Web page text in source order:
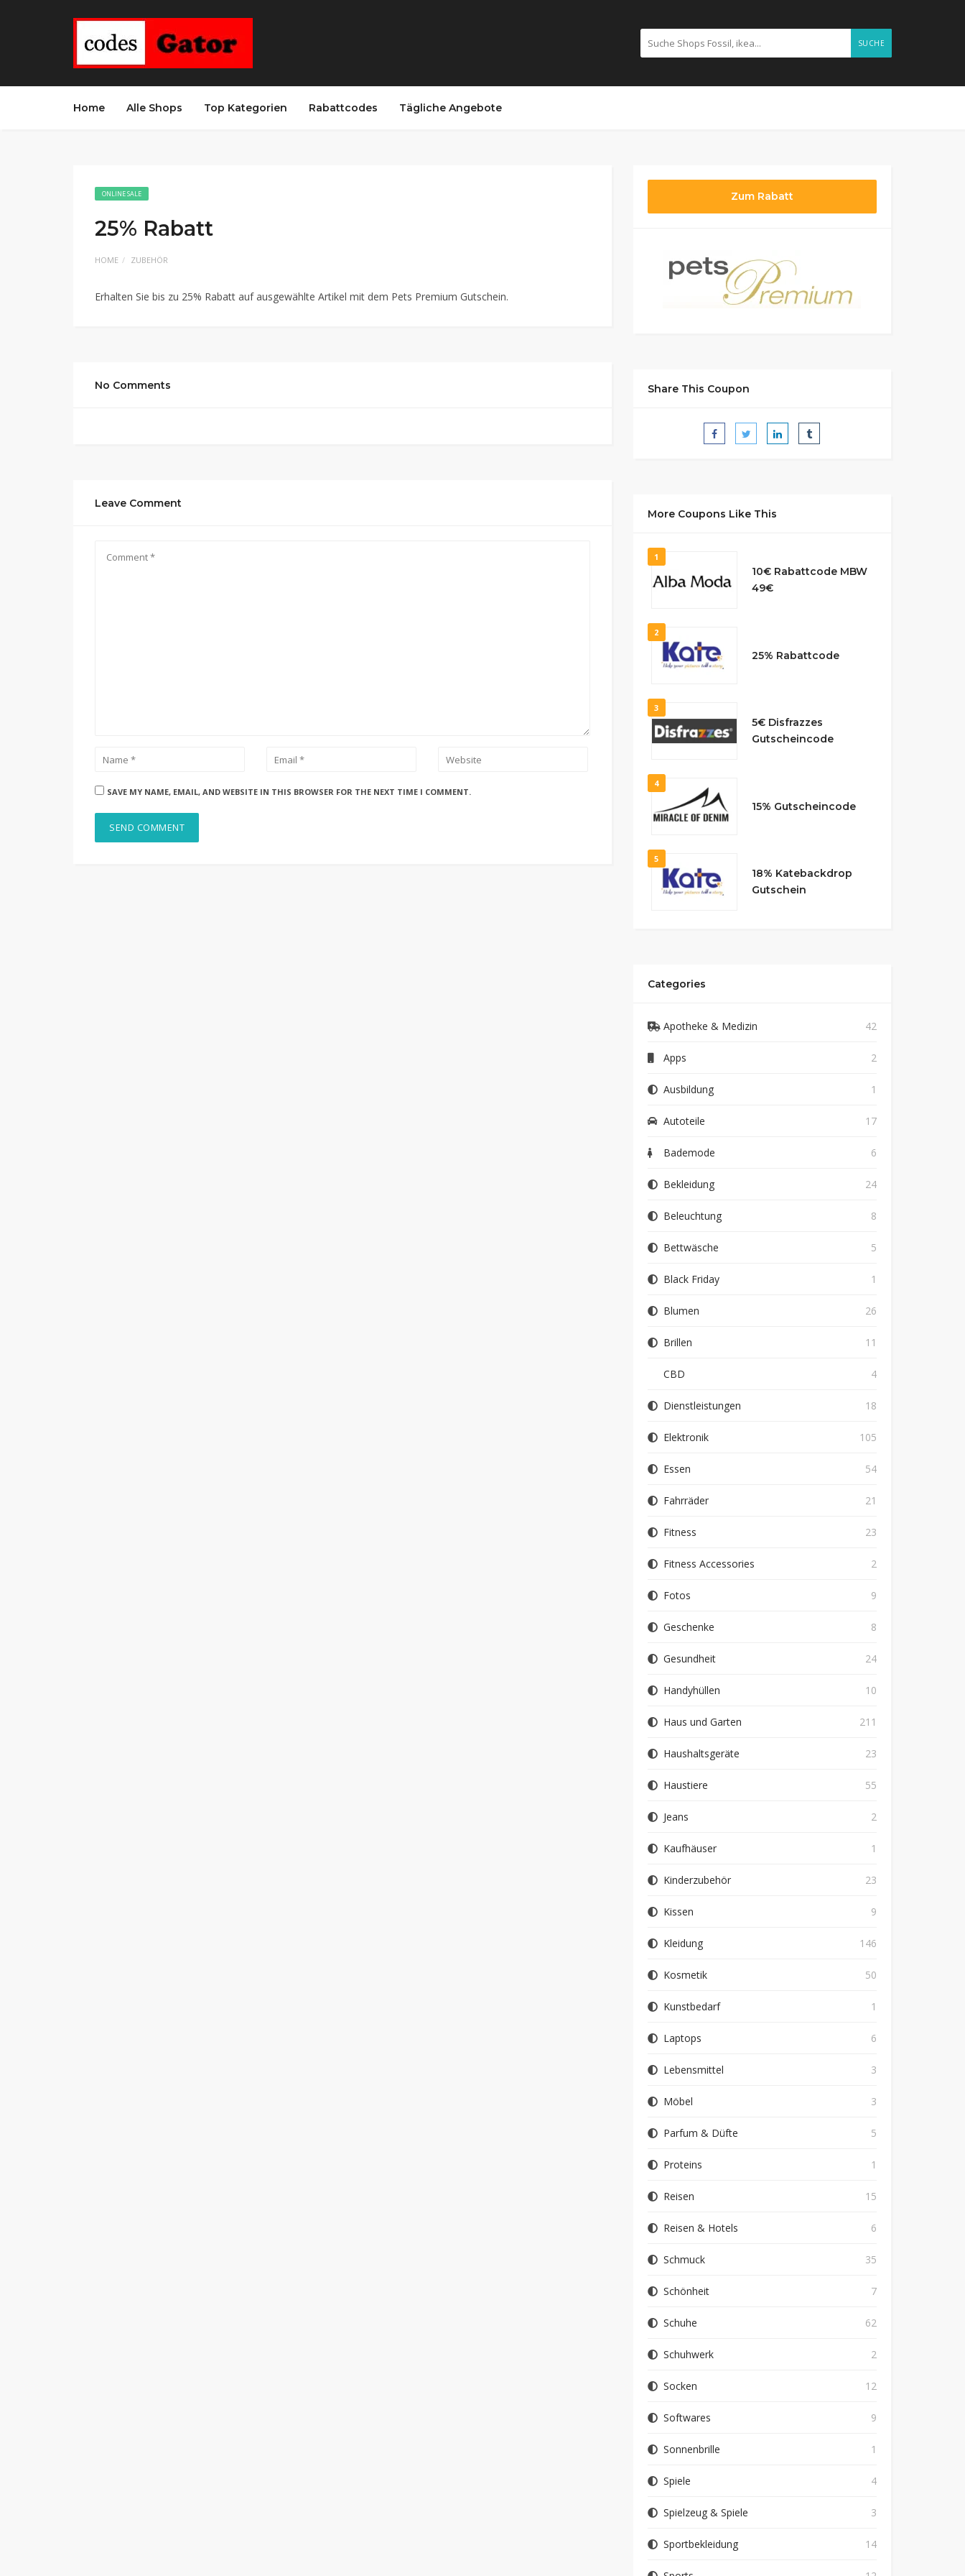
SUCHE
Home Alle Shops Top Kategorien Rabattcodes Tägliche Angebote
ONLINE SALE
25% Rabatt
HOME ZUBEHÖR
Erhalten Sie bis zu 25% Rabatt auf ausgewählte Artikel mit dem Pets Premium Gutschein.
No Comments
Leave Comment
SAVE MY NAME, EMAIL, AND WEBSITE IN THIS BROWSER FOR THE NEXT TIME I COMMENT.
Zum Rabatt
Share This Coupon
More Coupons Like This
1
10€ Rabattcode MBW
49€
2
25% Rabattcode
3
5€ Disfrazzes
Gutscheincode
4
15% Gutscheincode
5
18% Katebackdrop
Gutschein
Categories
Apotheke & Medizin 42
Apps 2
Ausbildung 1
Autoteile 17
Bademode 6
Bekleidung 24
Beleuchtung 8
Bettwäsche 5
Black Friday 1
Blumen 26
Brillen 11
CBD 4
Dienstleistungen 18
Elektronik 105
Essen 54
Fahrräder 21
Fitness 23
Fitness Accessories 2
Fotos 9
Geschenke 8
Gesundheit 24
Handyhüllen 10
Haus und Garten 211
Haushaltsgeräte 23
Haustiere 55
Jeans 2
Kaufhäuser 1
Kinderzubehör 23
Kissen 9
Kleidung 146
Kosmetik 50
Kunstbedarf 1
Laptops 6
Lebensmittel 3
Möbel 3
Parfum & Düfte 5
Proteins 1
Reisen 15
Reisen & Hotels 6
Schmuck 35
Schönheit 7
Schuhe 62
Schuhwerk 2
Socken 12
Softwares 9
Sonnenbrille 1
Spiele 4
Spielzeug & Spiele 3
Sportbekleidung 14